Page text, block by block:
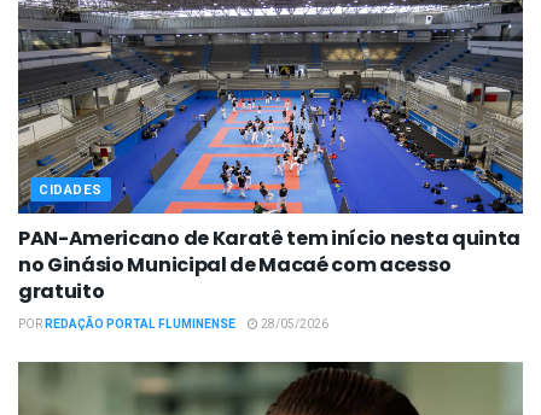
CIDADES
PAN-Americano de Karatê tem início nesta quinta
no Ginásio Municipal de Macaé com acesso
gratuito
PORREDAÇÃO PORTAL FLUMINENSE 28/05/2026